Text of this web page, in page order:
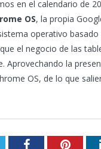
en el calendario de
OS, la propia
operativo basado
el negocio de las
Aprovechando la
OS, de lo que
Facebook